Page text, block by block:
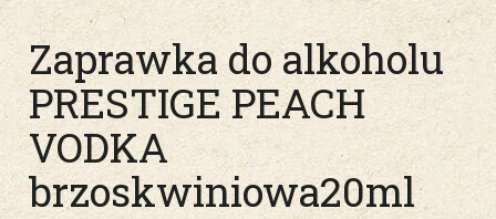
Zaprawka do alkoholu
PRESTIGE PEACH
VODKA
brzoskwiniowa20ml